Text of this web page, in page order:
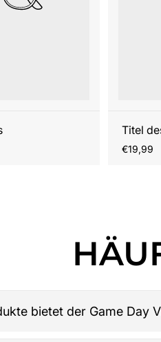
Titel
Regulärer
€19,99
bietet der Game Day